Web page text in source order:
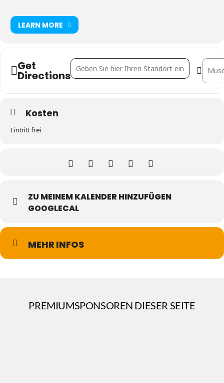
LEARN MORE
Get
Directions
Address - J & L Gibbons, London, UK []
Kosten
Eintritt frei
ZU MEINEM KALENDER HINZUFÜGEN
GOOGLECAL
MEHR INFOS
PREMIUMSPONSOREN DIESER SEITE